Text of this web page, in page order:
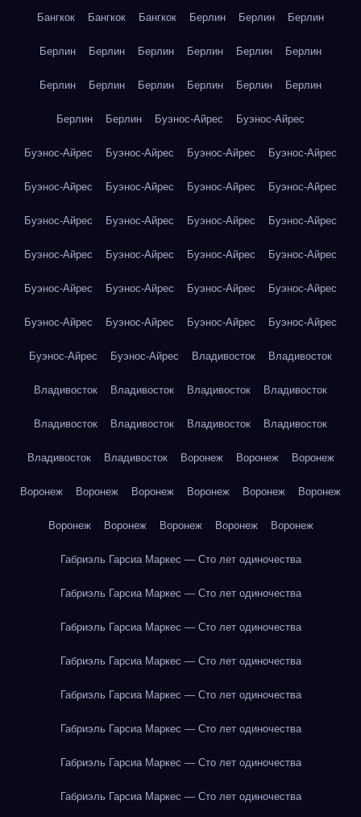
Бангкок Бангкок Бангкок Берлин Берлин Берлин
Берлин Берлин Берлин Берлин Берлин Берлин
Берлин Берлин Берлин Берлин Берлин Берлин
Берлин Берлин Буэнос-Айрес Буэнос-Айрес
Буэнос-Айрес Буэнос-Айрес Буэнос-Айрес Буэнос-Айрес
Буэнос-Айрес Буэнос-Айрес Буэнос-Айрес Буэнос-Айрес
Буэнос-Айрес Буэнос-Айрес Буэнос-Айрес Буэнос-Айрес
Буэнос-Айрес Буэнос-Айрес Буэнос-Айрес Буэнос-Айрес
Буэнос-Айрес Буэнос-Айрес Буэнос-Айрес Буэнос-Айрес
Буэнос-Айрес Буэнос-Айрес Буэнос-Айрес Буэнос-Айрес
Буэнос-Айрес Буэнос-Айрес Владивосток Владивосток
Владивосток Владивосток Владивосток Владивосток
Владивосток Владивосток Владивосток Владивосток
Владивосток Владивосток Воронеж Воронеж Воронеж
Воронеж Воронеж Воронеж Воронеж Воронеж Воронеж
Воронеж Воронеж Воронеж Воронеж Воронеж
Габриэль Гарсиа Маркес — Сто лет одиночества
Габриэль Гарсиа Маркес — Сто лет одиночества
Габриэль Гарсиа Маркес — Сто лет одиночества
Габриэль Гарсиа Маркес — Сто лет одиночества
Габриэль Гарсиа Маркес — Сто лет одиночества
Габриэль Гарсиа Маркес — Сто лет одиночества
Габриэль Гарсиа Маркес — Сто лет одиночества
Габриэль Гарсиа Маркес — Сто лет одиночества